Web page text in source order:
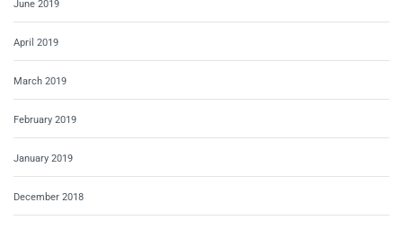
June 2019
April 2019
March 2019
February 2019
January 2019
December 2018